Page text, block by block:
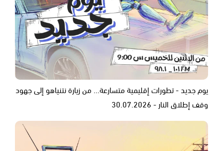
يوم جديد - تطورات إقليمية متسارعة... من زيارة نتنياهو إلى جهود
وقف إطلاق النار - 30.07.2026